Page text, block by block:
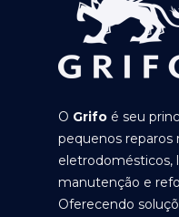
O Grifo é seu
pequenos reparos
eletrodomésticos,
manutenção e
Oferecendo